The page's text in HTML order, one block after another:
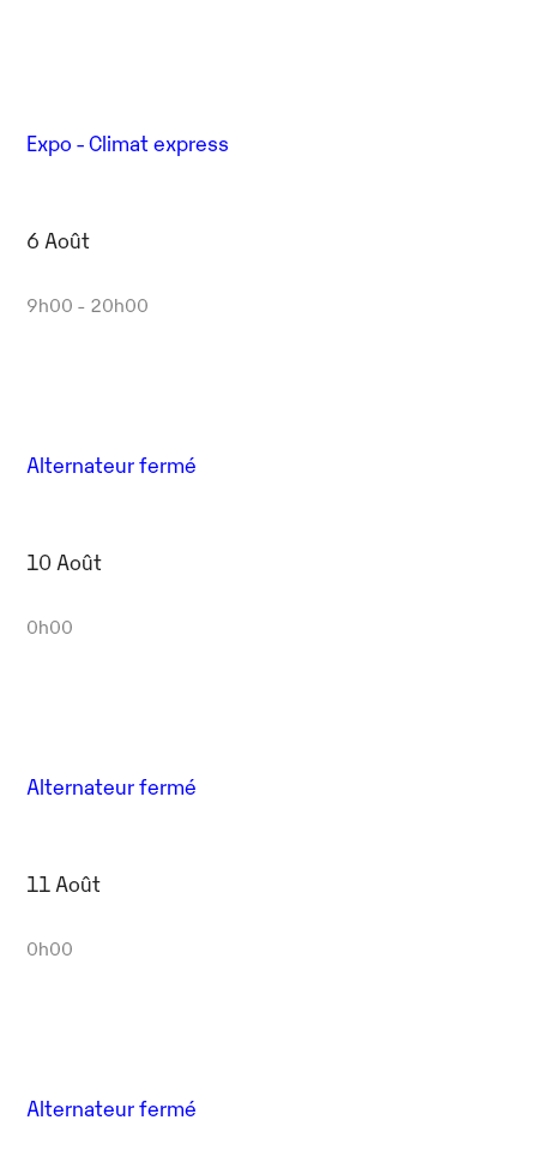
Expo - Climat express
6 Août
9h00 - 20h00
Alternateur fermé
10 Août
0h00
Alternateur fermé
11 Août
0h00
Alternateur fermé